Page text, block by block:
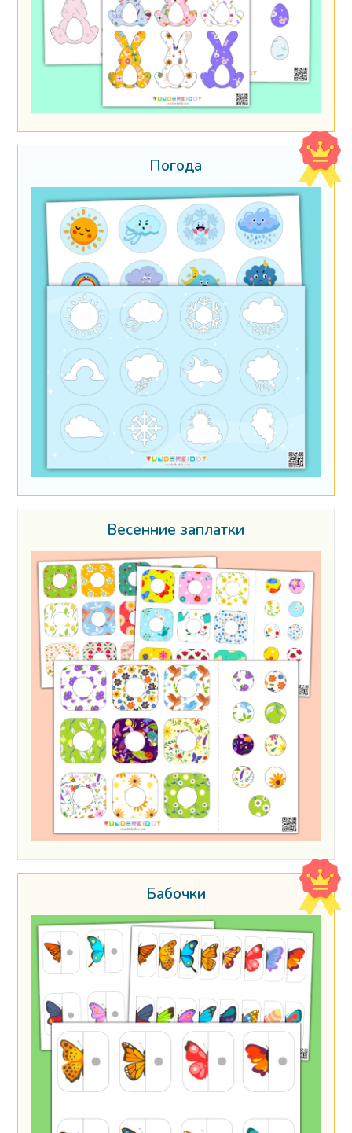
Погода
Весенние заплатки
Бабочки